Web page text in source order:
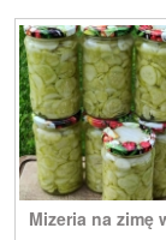
Mizeria na zimę